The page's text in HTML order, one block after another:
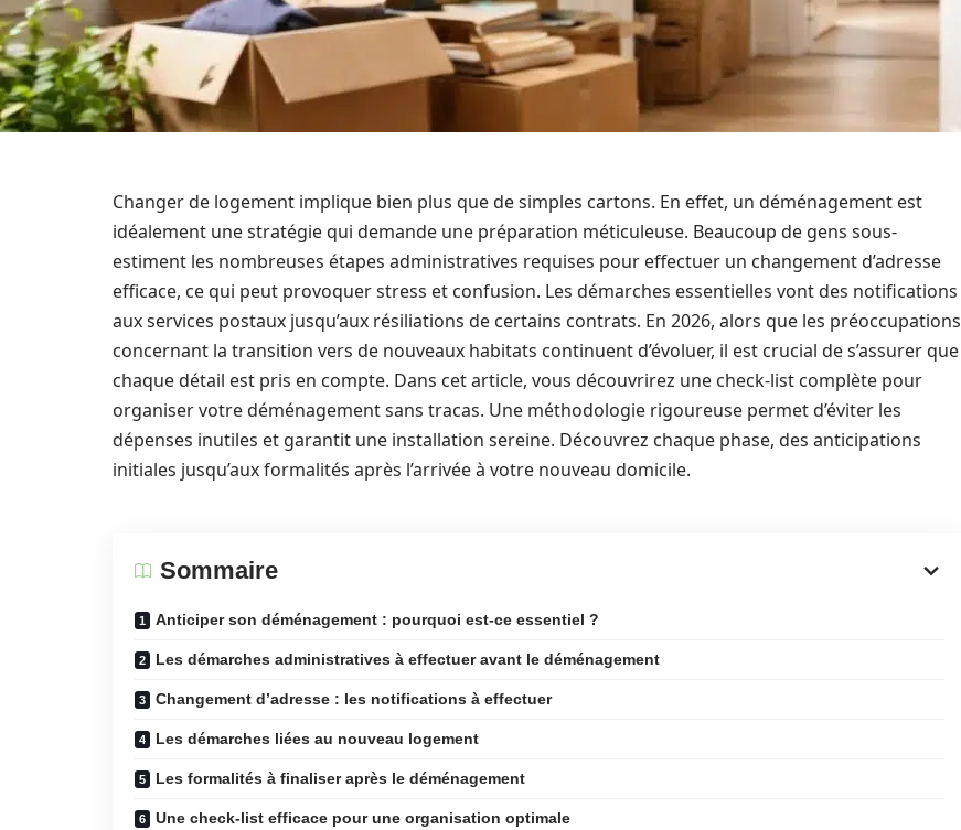
Changer de logement implique bien plus que de simples cartons. En effet, un déménagement est
idéalement une stratégie qui demande une préparation méticuleuse. Beaucoup de gens sous-
estiment les nombreuses étapes administratives requises pour effectuer un changement d’adresse
efficace, ce qui peut provoquer stress et confusion. Les démarches essentielles vont des notifications
aux services postaux jusqu’aux résiliations de certains contrats. En 2026, alors que les préoccupations
concernant la transition vers de nouveaux habitats continuent d’évoluer, il est crucial de s’assurer que
chaque détail est pris en compte. Dans cet article, vous découvrirez une check-list complète pour
organiser votre déménagement sans tracas. Une méthodologie rigoureuse permet d’éviter les
dépenses inutiles et garantit une installation sereine. Découvrez chaque phase, des anticipations
initiales jusqu’aux formalités après l’arrivée à votre nouveau domicile.
Sommaire
Anticiper son déménagement : pourquoi est-ce essentiel ?
Les démarches administratives à effectuer avant le déménagement
Changement d’adresse : les notifications à effectuer
Les démarches liées au nouveau logement
Les formalités à finaliser après le déménagement
Une check-list efficace pour une organisation optimale